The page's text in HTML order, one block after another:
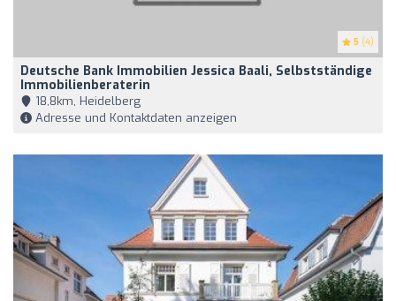
5 (4)
Deutsche Bank Immobilien Jessica Baali, Selbstständige
Immobilienberaterin
18,8km, Heidelberg
Adresse und Kontaktdaten anzeigen